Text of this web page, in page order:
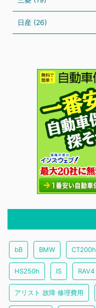
日産 (26)
bB BMW CT200h
HS250h IS RAV4
アリスト 故障 修理費用